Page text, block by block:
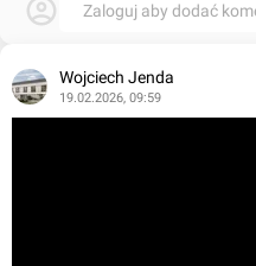
Zaloguj aby dodać
Wojciech Jenda
19.02.2026, 09:59